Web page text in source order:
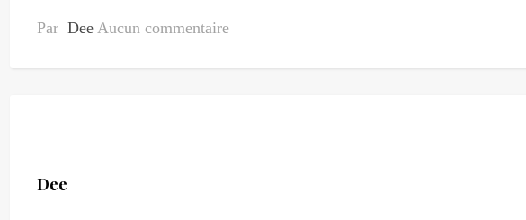
Par Dee Aucun commentaire
Dee